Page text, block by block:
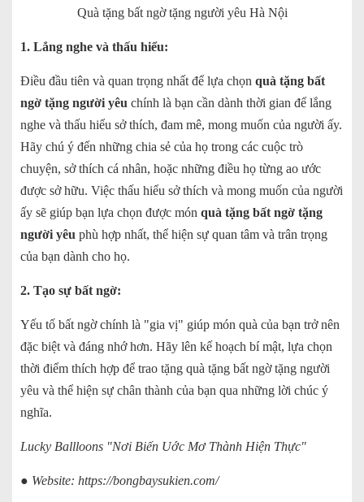
Quà tặng bất ngờ tặng người yêu Hà Nội
1. Lắng nghe và thấu hiểu:
Điều đầu tiên và quan trọng nhất để lựa chọn quà tặng bất
ngờ tặng người yêu chính là bạn cần dành thời gian để lắng
nghe và thấu hiểu sở thích, đam mê, mong muốn của người ấy.
Hãy chú ý đến những chia sẻ của họ trong các cuộc trò
chuyện, sở thích cá nhân, hoặc những điều họ từng ao ước
được sở hữu. Việc thấu hiểu sở thích và mong muốn của người
ấy sẽ giúp bạn lựa chọn được món quà tặng bất ngờ tặng
người yêu phù hợp nhất, thể hiện sự quan tâm và trân trọng
của bạn dành cho họ.
2. Tạo sự bất ngờ:
Yếu tố bất ngờ chính là "gia vị" giúp món quà của bạn trở nên
đặc biệt và đáng nhớ hơn. Hãy lên kế hoạch bí mật, lựa chọn
thời điểm thích hợp để trao tặng quà tặng bất ngờ tặng người
yêu và thể hiện sự chân thành của bạn qua những lời chúc ý
nghĩa.
Lucky Ballloons "Nơi Biến Uớc Mơ Thành Hiện Thực"
● Website: https://bongbaysukien.com/